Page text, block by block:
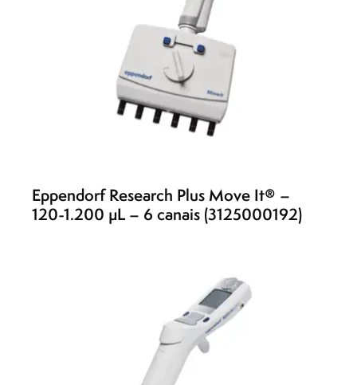
Eppendorf Research Plus Move It® –
120-1.200 µL – 6 canais (3125000192)